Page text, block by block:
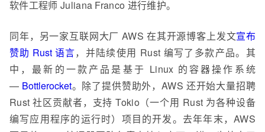
软件工程师 Juliana Franco 进行维护。
同年，另一家互联网大厂 AWS 在其开源博客上发文宣布
赞助 Rust 语言，并陆续使用 Rust 编写了多款产品。其
中，最新的一款产品是基于 Linux 的容器操作系统
— Bottlerocket。除了提供赞助外，AWS 还开始大量招聘
Rust 社区贡献者，支持 Tokio（一个用 Rust 为各种设备
编写应用程序的运行时）项目的开发。去年年末，AWS